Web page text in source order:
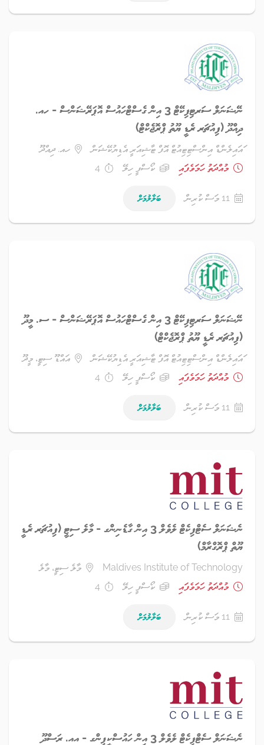
ނޭޝަނަލް ސަރޓިފިކޭޓް 3 އިން ގެސްޓްހައުސް އޮޕަރޭޝަންސް - ހއ.
ދިއްދޫ (ފިއުޗަރ ރެޑީ ޔޫތު ޕްރޮޖެކްޓް)
ައައިލެންޑް އިންސްޓިޓިއުޓް އޮފް ޓާޝިއަރީ އެޑިޔުކޭޝަން
ހއ. ދިއްދޫ
މުއްދަތު ހަމަވެފައި
ކޯސްފީ ހިލޭ 4
11 މަސް ކުރިން ބަލާލުމަށް
ނޭޝަނަލް ސަރޓިފިކޭޓް 3 އިން ގެސްޓްހައުސް އޮޕަރޭޝަންސް - ސ. މީދޫ
(ފިއުޗަރ ރެޑީ ޔޫތު ޕްރޮޖެކްޓް)
ައައިލެންޑް އިންސްޓިޓިއުޓް އޮފް ޓާޝިއަރީ އެޑިޔުކޭޝަން
އައްޑޫ ސިޓީ، މީދޫ
މުއްދަތު ހަމަވެފައި
ކޯސްފީ ހިލޭ 4
11 މަސް ކުރިން ބަލާލުމަށް
ނެޝަނަލް ސެޓްފިކެޓް ލެވެލް 3 އިން ގާޑެނިންގ - މާލެ ސިޓީ (ފިއުޗަރ ރެޑީ
ޔޫތް ޕްރޮގްރާމް)
Maldives Institute of Technology
މާލެ ސިޓީ، މާލެ
މުއްދަތު ހަމަވެފައި
ކޯސްފީ ހިލޭ 4
11 މަސް ކުރިން ބަލާލުމަށް
ނެޝަނަލް ސެޓްފިކެޓް ލެވެލް 3 އިން ހައުސްކީޕިންގ - އއ. ރަސްދޫ